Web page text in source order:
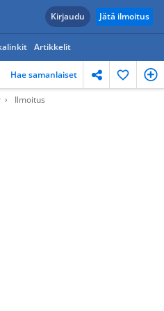
Kirjaudu Jätä ilmoitus
Artikkelit
Hae samanlaiset
Ilmoitus